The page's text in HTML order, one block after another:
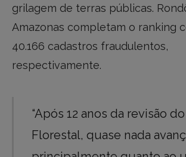
grilagem de terras públicas.
Amazonas completam o ranking
40.166 cadastros fraudulentos,
respectivamente.
“Após 12 anos da revisão
Florestal, quase nada